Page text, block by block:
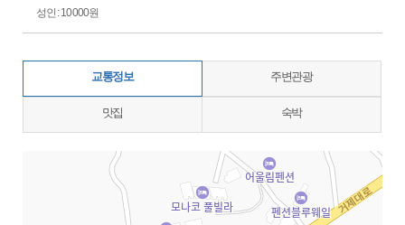
성인: 10000원
교통정보 주변관광
맛집 숙박
지도삽입 (가로100%)